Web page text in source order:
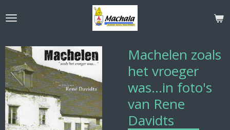
direct
de
hoofdinhoud
Machelen zoals
het vroeger
was...in foto's
van Rene
Davidts